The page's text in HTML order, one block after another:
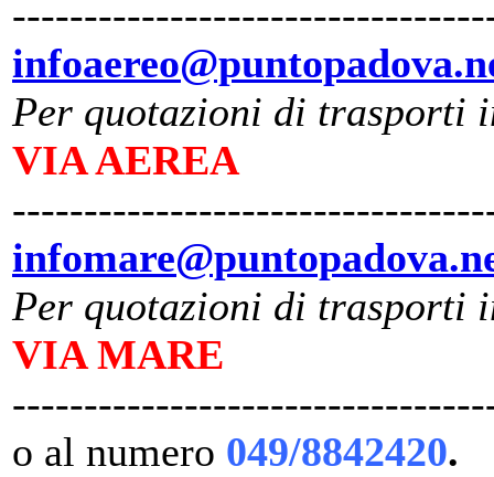
Per quotazioni di trasporti
VIA AEREA
Per quotazioni di trasporti
VIA MARE
o al numero 049/8842420.